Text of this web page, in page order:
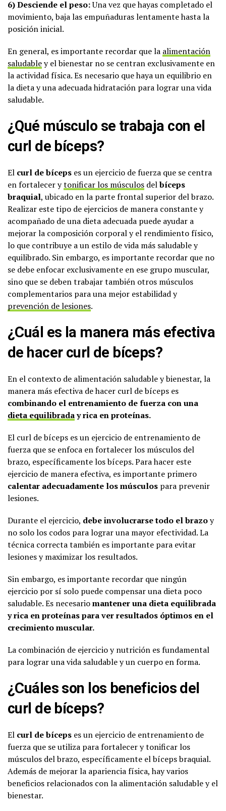
6) Desciende el peso:Una vez que hayas completado el
movimiento, baja las empuñaduras lentamente hasta la
posición inicial.
En general, es importante recordar que la alimentación
saludabley el bienestar no se centran exclusivamente en
la actividad física. Es necesario que haya un equilibrio en
la dieta y una adecuada hidratación para lograr una vida
saludable.
¿Qué músculo se trabaja con el
curl de bíceps?
El curl de bíceps es un ejercicio de fuerza que se centra
en fortalecer ytonificar los músculos delbíceps
braquial, ubicado en la parte frontal superior del brazo.
Realizar este tipo de ejercicios de manera constante y
acompañado de una dieta adecuada puede ayudar a
mejorar la composición corporal y el rendimiento físico,
lo que contribuye a un estilo de vida más saludable y
equilibrado. Sin embargo, es importante recordar que no
se debe enfocar exclusivamente en ese grupo muscular,
sino que se deben trabajar también otros músculos
complementarios para una mejor estabilidad y
prevención de lesiones.
¿Cuál es la manera más efectiva
de hacer curl de bíceps?
En el contexto de alimentación saludable y bienestar, la
manera más efectiva de hacer curl de bíceps es
combinando el entrenamiento de fuerza con una
dieta equilibraday rica en proteínas.
El curl de bíceps es un ejercicio de entrenamiento de
fuerza que se enfoca en fortalecer los músculos del
brazo, específicamente los bíceps. Para hacer este
ejercicio de manera efectiva, es importante primero
calentar adecuadamente los músculos para prevenir
lesiones.
Durante el ejercicio, debe involucrarse todo el brazoy
no solo los codos para lograr una mayor efectividad. La
técnica correcta también es importante para evitar
lesiones y maximizar los resultados.
Sin embargo, es importante recordar que ningún
ejercicio por sí solo puede compensar una dieta poco
saludable. Es necesariomantener una dieta equilibrada
y rica en proteínas para ver resultados óptimos en el
crecimiento muscular.
La combinación de ejercicio y nutrición es fundamental
para lograr una vida saludable y un cuerpo en forma.
¿Cuáles son los beneficios del
curl de bíceps?
El curl de bíceps es un ejercicio de entrenamiento de
fuerza que se utiliza para fortalecer y tonificar los
músculos del brazo, específicamente el bíceps braquial.
Además de mejorar la apariencia física, hay varios
beneficios relacionados con la alimentación saludable y el
bienestar.